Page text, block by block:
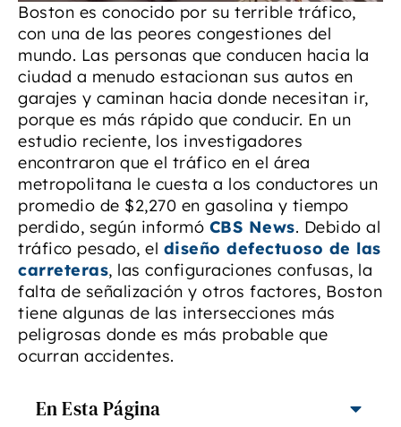
Boston es conocido por su terrible tráfico,
con una de las peores congestiones del
mundo. Las personas que conducen hacia la
ciudad a menudo estacionan sus autos en
garajes y caminan hacia donde necesitan ir,
porque es más rápido que conducir. En un
estudio reciente, los investigadores
encontraron que el tráfico en el área
metropolitana le cuesta a los conductores un
promedio de $2,270 en gasolina y tiempo
perdido, según informó CBS News. Debido al
tráfico pesado, el diseño defectuoso de las
carreteras, las configuraciones confusas, la
falta de señalización y otros factores, Boston
tiene algunas de las intersecciones más
peligrosas donde es más probable que
ocurran accidentes.
En Esta Página